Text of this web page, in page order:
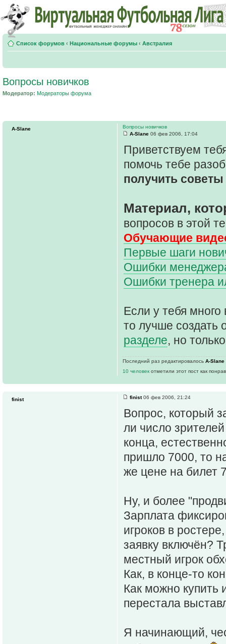
Список форумов ‹ Национальные форумы ‹ Австралия
Вопросы новичков
Модератор: Модераторы форума
Вопросы новичков
A-Slane 06 фев 2006, 17:04
Приветствуем
помочь тебе
получить советы
Материал,
вопросов в этой
Обучающие
Первые шаги
Ошибки
Ошибки тренера
Если у тебя много
то лучше создать
разделе, но
Последний раз редактировалось A-Slane
10 человек отметили этот пост как
A-Slane
finist06 фев 2006, 21:24
Вопрос, который
ли число
конца,
пришло 7000, то
же цене на билет
Ну, и более
Зарплата
игроков в
заявку включён?
местный игрок
Как, в конце-то
Как можно купить
перестала
Я начинающий,
finist